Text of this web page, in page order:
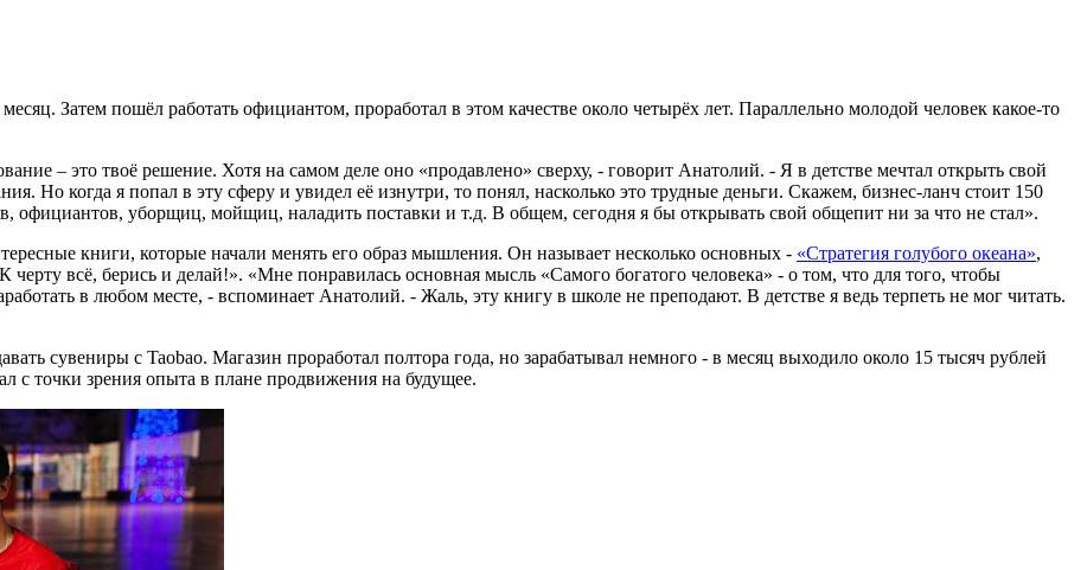
Затем пошёл работать официантом, проработал в этом качестве около четырёх лет. Параллельно молодой человек какое-то
– это твоё решение. Хотя на самом деле оно «продавлено» сверху, - говорит Анатолий. - Я в детстве мечтал открыть свой
Но когда я попал в эту сферу и увидел её изнутри, то понял, насколько это трудные деньги. Скажем, бизнес-ланч стоит 150
официантов, уборщиц, мойщиц, наладить поставки и т.д. В общем, сегодня я бы открывать свой общепит ни за что не стал».
книги, которые начали менять его образ мышления. Он называет несколько основных - «Стратегия голубого океана»,
всё, берись и делай!». «Мне понравилась основная мысль «Самого богатого человека» - о том, что для того, чтобы
в любом месте, - вспоминает Анатолий. - Жаль, эту книгу в школе не преподают. В детстве я ведь терпеть не мог читать.
сувениры с Taobao. Магазин проработал полтора года, но зарабатывал немного - в месяц выходило около 15 тысяч рублей
с точки зрения опыта в плане продвижения на будущее.